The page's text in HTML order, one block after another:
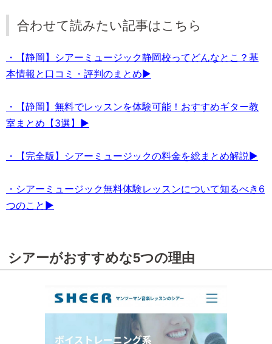
合わせて読みたい記事はこちら
・【静岡】シアーミュージック静岡校ってどんなとこ？基
本情報と口コミ・評判のまとめ▶
・【静岡】無料でレッスンを体験可能！おすすめギター教
室まとめ【3選】▶
・【完全版】シアーミュージックの料金を総まとめ解説▶
・シアーミュージック無料体験レッスンについて知るべき6
つのこと▶
シアーがおすすめな5つの理由